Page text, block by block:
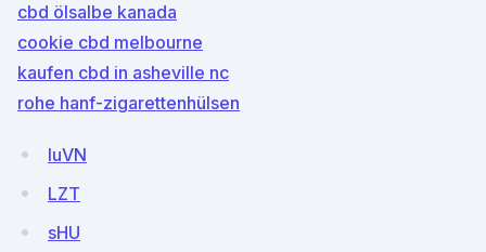
cbd ölsalbe kanada
cookie cbd melbourne
kaufen cbd in asheville nc
rohe hanf-zigarettenhülsen
luVN
LZT
sHU